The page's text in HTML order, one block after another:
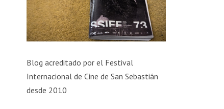
Blog acreditado por el Festival
Internacional de Cine de San Sebastián
desde 2010